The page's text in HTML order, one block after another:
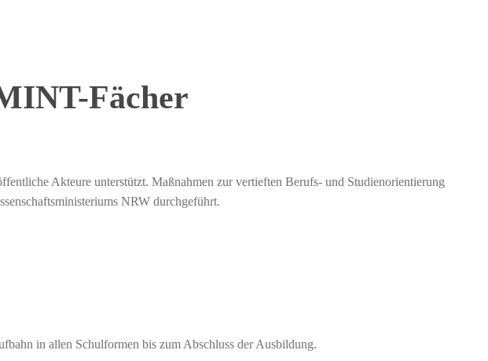
Fächer
Akteure unterstützt. Maßnahmen zur vertieften Berufs- und Studienorientierung
NRW durchgeführt.
in allen Schulformen bis zum Abschluss der Ausbildung.